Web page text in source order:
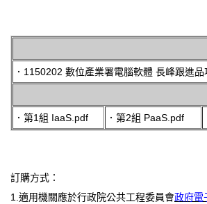
． 1150202 數位產業署電腦軟體 長峰跟進
．第1組 IaaS.pdf ．第2組 PaaS.pdf
訂購方式：
1.適用機關應於行政院公共工程委員會政府電